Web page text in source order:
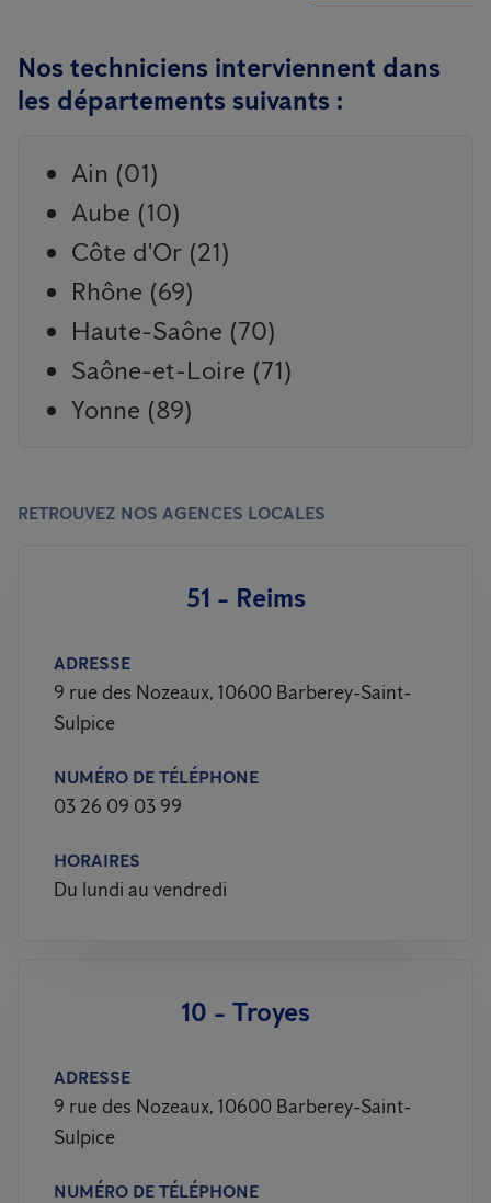
Nos techniciens interviennent dans
les départements suivants :
Ain (01)
Aube (10)
Côte d'Or (21)
Rhône (69)
Haute-Saône (70)
Saône-et-Loire (71)
Yonne (89)
RETROUVEZ NOS AGENCES LOCALES
51 - Reims
ADRESSE
9 rue des Nozeaux, 10600 Barberey-Saint-
Sulpice
NUMÉRO DE TÉLÉPHONE
03 26 09 03 99
HORAIRES
Du lundi au vendredi
10 - Troyes
ADRESSE
9 rue des Nozeaux, 10600 Barberey-Saint-
Sulpice
NUMÉRO DE TÉLÉPHONE